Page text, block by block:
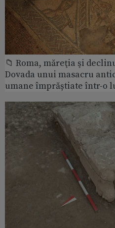
📁 Roma, măreţia şi
Dovada unui masacru
umane împrăștiate într-o